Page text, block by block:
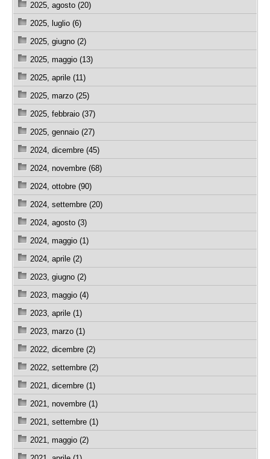
2025, agosto (20)
2025, luglio (6)
2025, giugno (2)
2025, maggio (13)
2025, aprile (11)
2025, marzo (25)
2025, febbraio (37)
2025, gennaio (27)
2024, dicembre (45)
2024, novembre (68)
2024, ottobre (90)
2024, settembre (20)
2024, agosto (3)
2024, maggio (1)
2024, aprile (2)
2023, giugno (2)
2023, maggio (4)
2023, aprile (1)
2023, marzo (1)
2022, dicembre (2)
2022, settembre (2)
2021, dicembre (1)
2021, novembre (1)
2021, settembre (1)
2021, maggio (2)